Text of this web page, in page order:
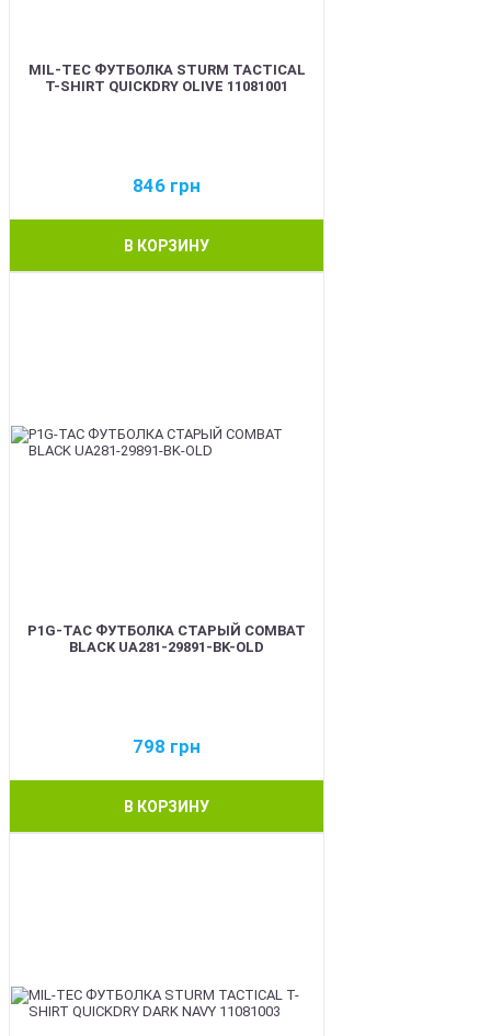
MIL-TEC ФУТБОЛКА STURM TACTICAL
T-SHIRT QUICKDRY OLIVE 11081001
846 грн
В КОРЗИНУ
P1G-TAC ФУТБОЛКА СТАРЫЙ COMBAT
BLACK UA281-29891-BK-OLD
798 грн
В КОРЗИНУ